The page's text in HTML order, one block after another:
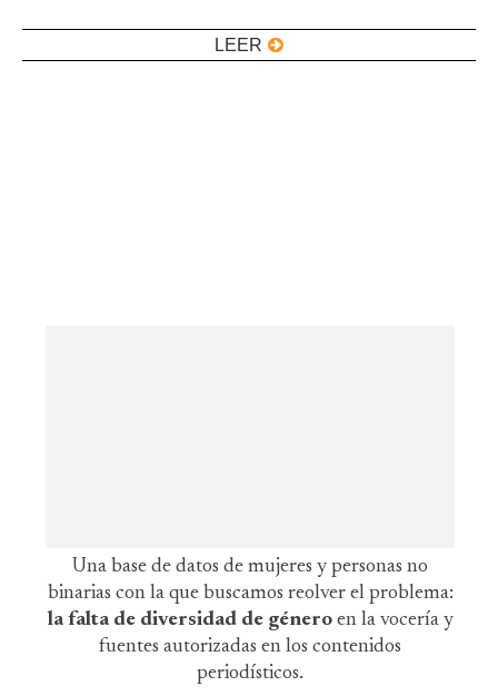
LEER
Una base de datos de mujeres y personas no
binarias con la que buscamos reolver el problema:
la falta de diversidad de género en la vocería y
fuentes autorizadas en los contenidos
periodísticos.